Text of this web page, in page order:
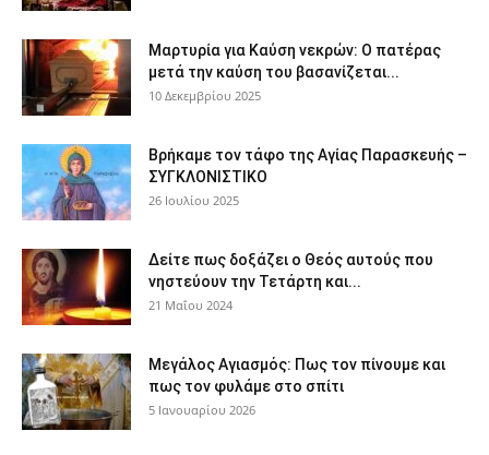
Μαρτυρία για Καύση νεκρών: Ο πατέρας
μετά την καύση του βασανίζεται...
10 Δεκεμβρίου 2025
Βρήκαμε τον τάφο της Αγίας Παρασκευής –
ΣΥΓΚΛΟΝΙΣΤΙΚΟ
26 Ιουλίου 2025
Δείτε πως δοξάζει ο Θεός αυτούς που
νηστεύουν την Τετάρτη και...
21 Μαΐου 2024
Μεγάλος Αγιασμός: Πως τον πίνουμε και
πως τον φυλάμε στο σπίτι
5 Ιανουαρίου 2026